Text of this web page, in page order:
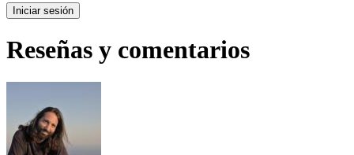
Iniciar sesión
Reseñas y comentarios